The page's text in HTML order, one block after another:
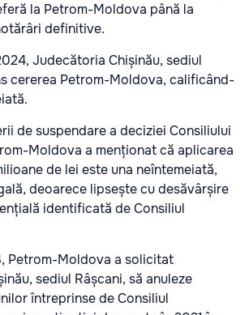
la Petrom-Moldova până la
definitive.
Judecătoria Chișinău, sediul
cererea Petrom-Moldova, calificând-
de suspendare a deciziei Consiliului
Moldova a menționat că aplicarea
de lei este una neîntemeiată,
deoarece lipsește cu desăvârșire
identificată de Consiliul
Petrom-Moldova a solicitat
sediul Râșcani, să anuleze
întreprinse de Consiliul